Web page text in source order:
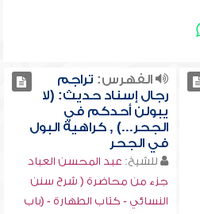
الفهرس: تراجم
رجال إسناد حديث: (لا
يبولن أحدكم في
الجحر...) , كراهية البول
في الجحر
للشيخ: عبد المحسن العباد
جزء من محاضرة ( شرح سنن
النسائي - كتاب الطهارة - (باب